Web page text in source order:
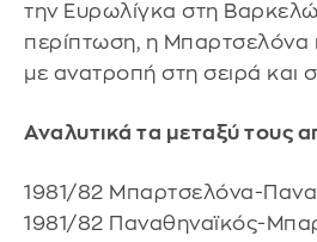
την Ευρωλίγκα στη
περίπτωση, η Μπαρτσελόνα
με ανατροπή στη σειρά και
Αναλυτικά τα μεταξύ τους
1981/82 Μπαρτσελόνα-
1981/82 Παναθηναϊκός-